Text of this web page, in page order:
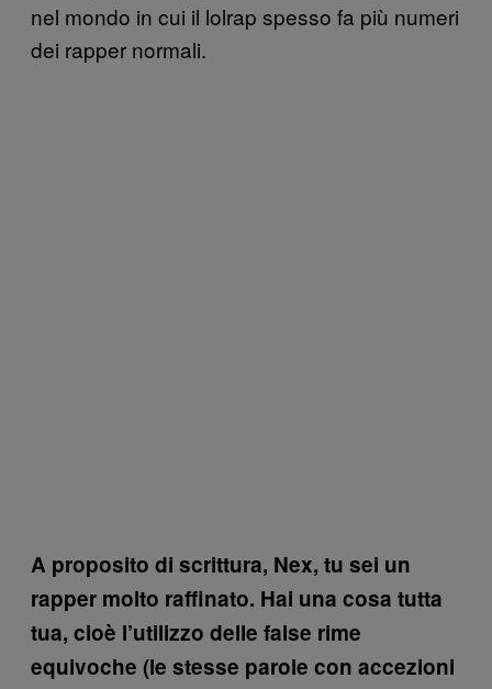
nel mondo in cui il lolrap spesso fa più numeri
dei rapper normali.
A proposito di scrittura, Nex, tu sei un
rapper molto raffinato. Hai una cosa tutta
tua, cioè l’utilizzo delle false rime
equivoche (le stesse parole con accezioni